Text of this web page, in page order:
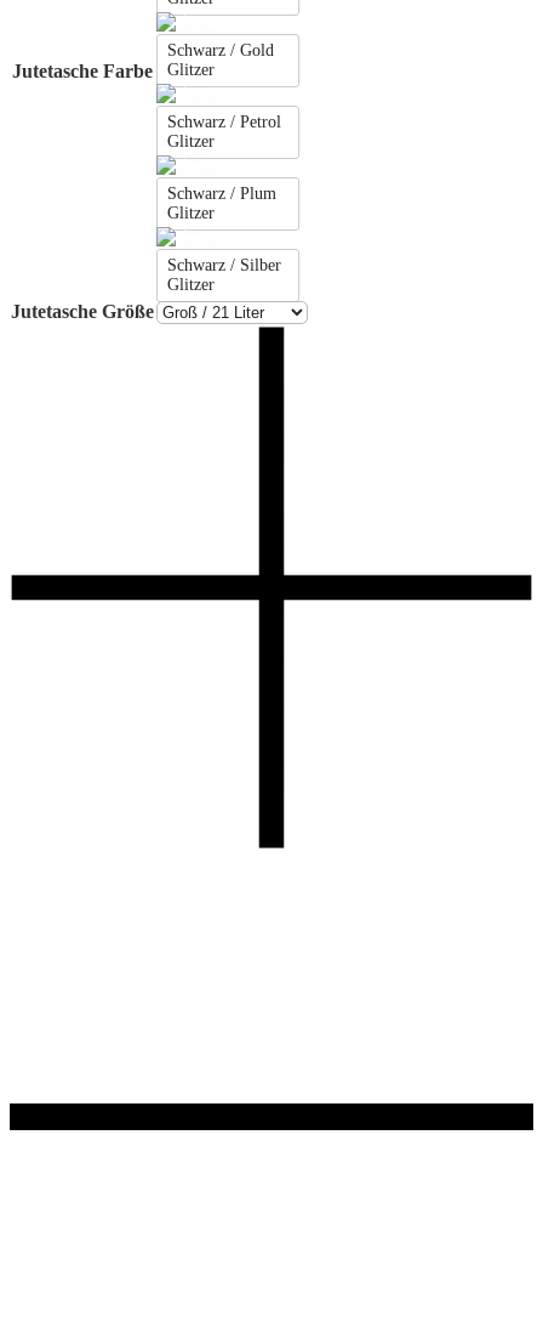
Jutetasche Farbe
Schwarz / Gold
Glitzer
Schwarz / Petrol
Glitzer
Schwarz / Plum
Glitzer
Schwarz / Silber
Glitzer
Jutetasche Größe